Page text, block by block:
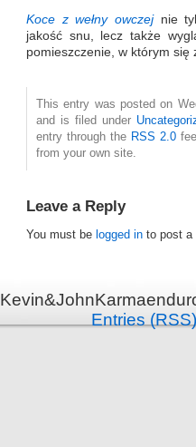
Koce z wełny owczejnie
jakość snu, lecz także
pomieszczenie, w którym
This entry was posted on
and is filed under
entry through the RSS 2.0
from your own site.
Leave a Reply
You must be logged in to post a
Entries (RSS)